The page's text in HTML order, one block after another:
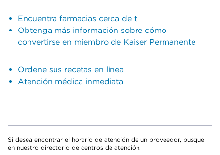
Encuentra farmacias cerca de ti
Obtenga más información sobre cómo
convertirse en miembro de Kaiser Permanente
Ordene sus recetas en línea
Atención médica inmediata
Si desea encontrar el horario de atención de un proveedor, busque
en nuestro directorio de centros de atención.